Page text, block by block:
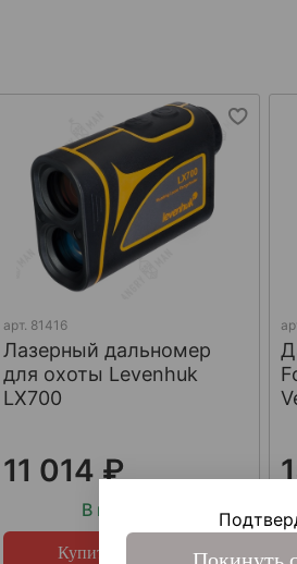
арт. 81416
Лазерный дальномер
для охоты Levenhuk
LX700
11 014 ₽
В наличии
Купить сейчас Покинуть